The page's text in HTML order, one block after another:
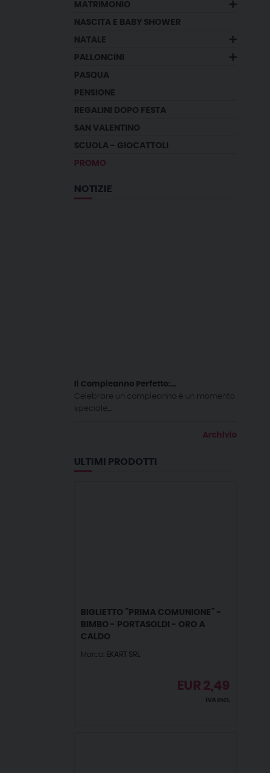
MATRIMONIO
NASCITA E BABY SHOWER
NATALE
PALLONCINI
PASQUA
PENSIONE
REGALINI DOPO FESTA
SAN VALENTINO
SCUOLA - GIOCATTOLI
PROMO
NOTIZIE
Il Compleanno Perfetto:...
Celebrare un compleanno è un momento
speciale,...
Archivio
ULTIMI PRODOTTI
BIGLIETTO ”PRIMA COMUNIONE” -
BIMBO - PORTASOLDI - ORO A
CALDO
Marca: EKART SRL
EUR 2,49
IVA incl.